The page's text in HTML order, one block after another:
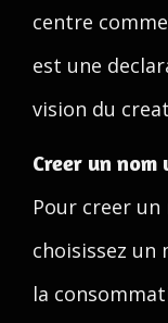
centre
est une
vision du
Creer un
Pour creer
choisissez un
la